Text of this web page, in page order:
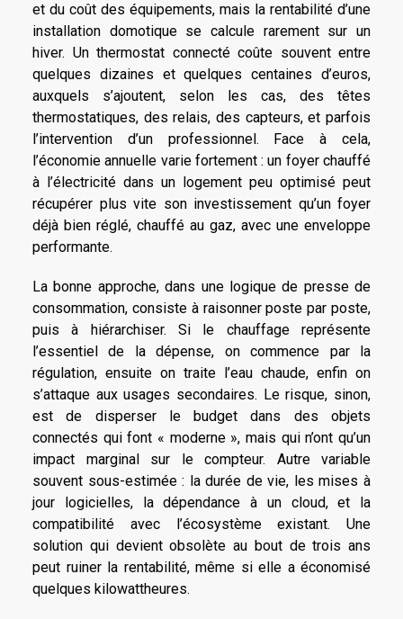
et du coût des équipements, mais la rentabilité d’une
installation domotique se calcule rarement sur un
hiver. Un thermostat connecté coûte souvent entre
quelques dizaines et quelques centaines d’euros,
auxquels s’ajoutent, selon les cas, des têtes
thermostatiques, des relais, des capteurs, et parfois
l’intervention d’un professionnel. Face à cela,
l’économie annuelle varie fortement : un foyer chauffé
à l’électricité dans un logement peu optimisé peut
récupérer plus vite son investissement qu’un foyer
déjà bien réglé, chauffé au gaz, avec une enveloppe
performante.
La bonne approche, dans une logique de presse de
consommation, consiste à raisonner poste par poste,
puis à hiérarchiser. Si le chauffage représente
l’essentiel de la dépense, on commence par la
régulation, ensuite on traite l’eau chaude, enfin on
s’attaque aux usages secondaires. Le risque, sinon,
est de disperser le budget dans des objets
connectés qui font « moderne », mais qui n’ont qu’un
impact marginal sur le compteur. Autre variable
souvent sous-estimée : la durée de vie, les mises à
jour logicielles, la dépendance à un cloud, et la
compatibilité avec l’écosystème existant. Une
solution qui devient obsolète au bout de trois ans
peut ruiner la rentabilité, même si elle a économisé
quelques kilowattheures.